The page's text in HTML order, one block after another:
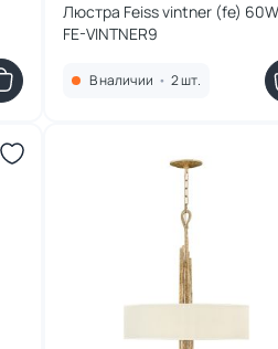
Люстра Feiss vintner (fe)
FE-VINTNER9
В наличии • 2 шт.